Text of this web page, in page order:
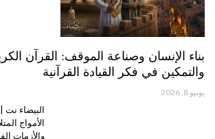
بناء الإنسان وصناعة الموقف: القرآن
والتمكين في فكر القيادة القرآنية
يونيو 8, 2026
البيضاء
الأمواج
والأزمات